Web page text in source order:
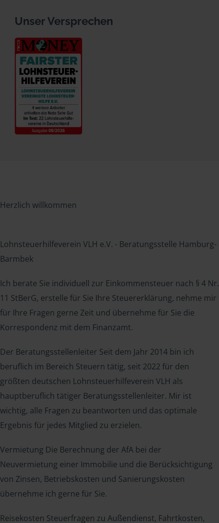
Unser Versprechen
Herzlich willkommen
Lohnsteuerhilfeverein VLH e.V. - Beratungsstelle Hamburg-
Barmbek
Ich berate Sie individuell zur Einkommensteuer nach § 4 Nr.
11 StBerG, erstelle für Sie Ihre Steuererklärung, nehme mir
für Ihre Fragen gerne Zeit und übernehme für Sie die
Korrespondenz mit dem Finanzamt.
Der Beratungsstellenleiter Seit dem Jahr 2014 bin ich
beruflich im Bereich Steuern tätig, seit 2022 für den
größten deutschen Lohnsteuerhilfeverein VLH als
hauptberuflich tätiger Beratungsstellenleiter. Mir ist
wichtig, alle Fragen zu beantworten und das optimale
Ergebnis für jedes Mitglied zu erzielen.
Vermietung Die Berechnung der AfA bei der
Neuvermietung einer Immobilie und die Berücksichtigung
von Zinsen, Betriebskosten und Sanierungskosten
übernehme ich gerne für Sie.
Reisekosten Steuerfragen zu Außendienst, Fahrtkosten,